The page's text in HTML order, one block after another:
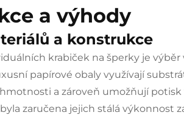
a výhody
a konstrukce
krabiček na šperky je
papírové obaly využívají
a zároveň umožňují potisk
zaručena jejich stálá výkonnost